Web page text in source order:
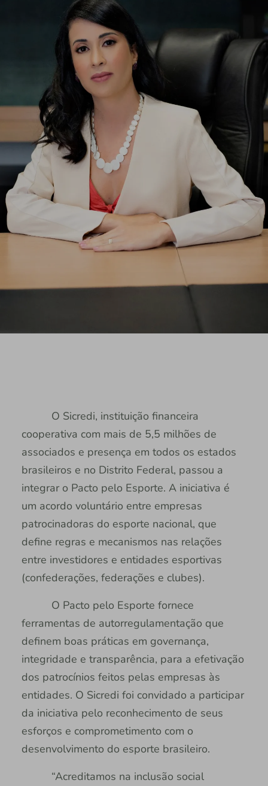
O Sicredi, instituição financeira
cooperativa com mais de 5,5 milhões de
associados e presença em todos os estados
brasileiros e no Distrito Federal, passou a
integrar o Pacto pelo Esporte. A iniciativa é
um acordo voluntário entre empresas
patrocinadoras do esporte nacional, que
define regras e mecanismos nas relações
entre investidores e entidades esportivas
(confederações, federações e clubes).
O Pacto pelo Esporte fornece
ferramentas de autorregulamentação que
definem boas práticas em governança,
integridade e transparência, para a efetivação
dos patrocínios feitos pelas empresas às
entidades. O Sicredi foi convidado a participar
da iniciativa pelo reconhecimento de seus
esforços e comprometimento com o
desenvolvimento do esporte brasileiro.
“Acreditamos na inclusão social